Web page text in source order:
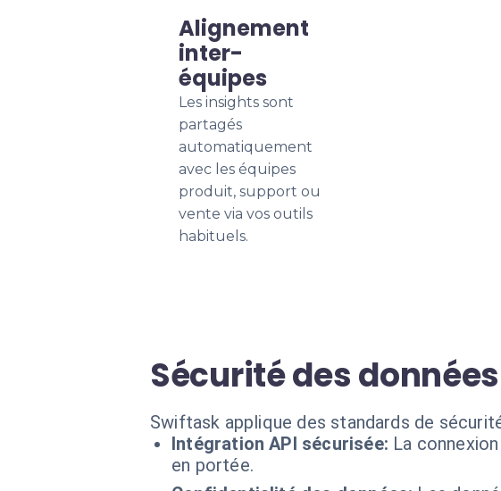
Alignement
inter-
équipes
Les insights sont
partagés
automatiquement
avec les équipes
produit, support ou
vente via vos outils
habituels.
Sécurité des
Swiftask applique des standards de
Intégration API sécurisée: La
en portée.